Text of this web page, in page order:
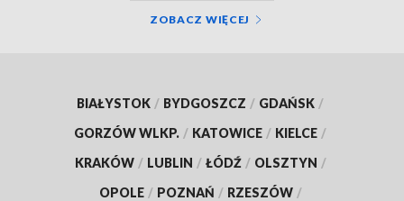
ZOBACZ WIĘCEJ
BIAŁYSTOK / BYDGOSZCZ / GDAŃSK /
GORZÓW WLKP. / KATOWICE / KIELCE /
KRAKÓW / LUBLIN / ŁÓDŹ / OLSZTYN /
OPOLE / POZNAŃ / RZESZÓW /